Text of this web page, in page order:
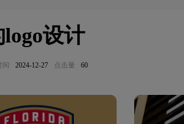
设计
间 2024-12-27 点击量 60